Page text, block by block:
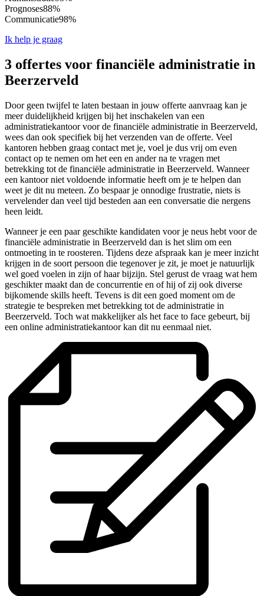
Prognoses88%
Communicatie98%
Ik help je graag
3 offertes voor financiële administratie in
Beerzerveld
Door geen twijfel te laten bestaan in jouw offerte aanvraag kan je
meer duidelijkheid krijgen bij het inschakelen van een
administratiekantoor voor de financiële administratie in Beerzerveld,
wees dan ook specifiek bij het verzenden van de offerte. Veel
kantoren hebben graag contact met je, voel je dus vrij om even
contact op te nemen om het een en ander na te vragen met
betrekking tot de financiële administratie in Beerzerveld. Wanneer
een kantoor niet voldoende informatie heeft om je te helpen dan
weet je dit nu meteen. Zo bespaar je onnodige frustratie, niets is
vervelender dan veel tijd besteden aan een conversatie die nergens
heen leidt.
Wanneer je een paar geschikte kandidaten voor je neus hebt voor de
financiële administratie in Beerzerveld dan is het slim om een
ontmoeting in te roosteren. Tijdens deze afspraak kan je meer inzicht
krijgen in de soort persoon die tegenover je zit, je moet je natuurlijk
wel goed voelen in zijn of haar bijzijn. Stel gerust de vraag wat hem
geschikter maakt dan de concurrentie en of hij of zij ook diverse
bijkomende skills heeft. Tevens is dit een goed moment om de
strategie te bespreken met betrekking tot de administratie in
Beerzerveld. Toch wat makkelijker als het face to face gebeurt, bij
een online administratiekantoor kan dit nu eenmaal niet.